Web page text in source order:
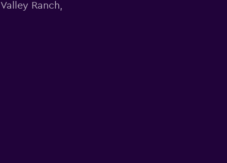
Ranch,